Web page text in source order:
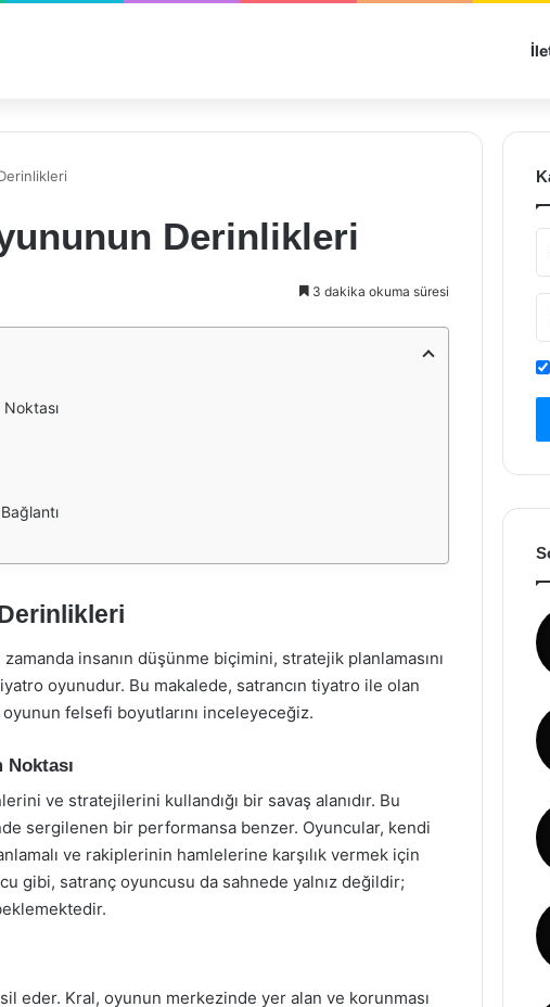
Derinlikleri
3 dakika okuma süresi
insanın düşünme biçimini, stratejik planlamasını
oyunudur. Bu makalede, satrancın tiyatro ile olan
felsefi boyutlarını inceleyeceğiz.
ve stratejilerini kullandığı bir savaş alanıdır. Bu
sergilenen bir performansa benzer. Oyuncular, kendi
ve rakiplerinin hamlelerine karşılık vermek için
gibi, satranç oyuncusu da sahnede yalnız değildir;
eder. Kral, oyunun merkezinde yer alan ve korunması